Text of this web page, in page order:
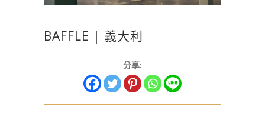
BAFFLE | 義大利
分享: